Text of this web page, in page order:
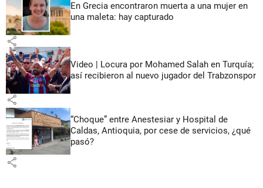
En Grecia encontraron muerta a una mujer en
una maleta: hay capturado
share
Video | Locura por Mohamed Salah en Turquía;
así recibieron al nuevo jugador del Trabzonspor
share
“Choque” entre Anestesiar y Hospital de
Caldas, Antioquia, por cese de servicios, ¿qué
pasó?
share